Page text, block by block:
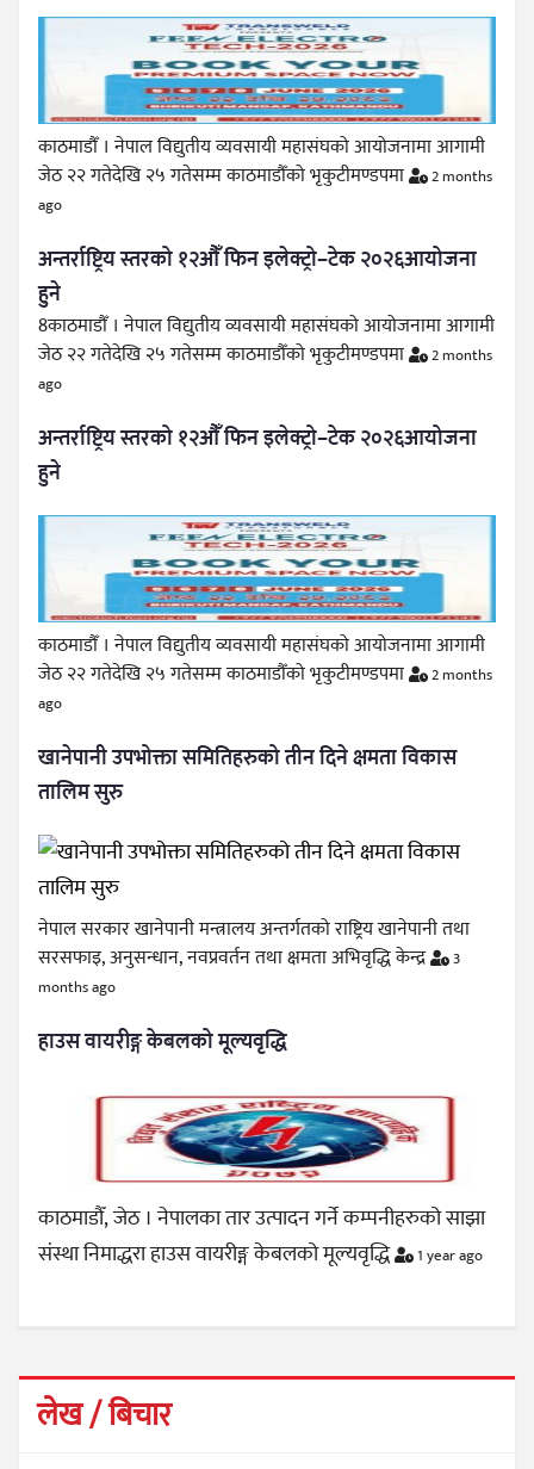
काठमाडौँ । नेपाल विद्युतीय व्यवसायी महासंघको आयोजनामा आगामी
जेठ २२ गतेदेखि २५ गतेसम्म काठमाडौँको भृकुटीमण्डपमा
2 months
ago
अन्तर्राष्ट्रिय स्तरको १२औँ फिन इलेक्ट्रो–टेक २०२६आयोजना
हुने
8काठमाडौँ । नेपाल विद्युतीय व्यवसायी महासंघको आयोजनामा आगामी
जेठ २२ गतेदेखि २५ गतेसम्म काठमाडौँको भृकुटीमण्डपमा
2 months
ago
अन्तर्राष्ट्रिय स्तरको १२औँ फिन इलेक्ट्रो–टेक २०२६आयोजना
हुने
काठमाडौँ । नेपाल विद्युतीय व्यवसायी महासंघको आयोजनामा आगामी
जेठ २२ गतेदेखि २५ गतेसम्म काठमाडौँको भृकुटीमण्डपमा
2 months
ago
खानेपानी उपभोक्ता समितिहरुको तीन दिने क्षमता विकास
तालिम सुरु
नेपाल सरकार खानेपानी मन्त्रालय अन्तर्गतको राष्ट्रिय खानेपानी तथा
सरसफाइ, अनुसन्धान, नवप्रवर्तन तथा क्षमता अभिवृद्धि केन्द्र
3
months ago
हाउस वायरीङ्ग केबलको मूल्यवृद्धि
काठमाडौँ, जेठ । नेपालका तार उत्पादन गर्ने कम्पनीहरुको साझा
संस्था निमाद्धरा हाउस वायरीङ्ग केबलको मूल्यवृद्धि
1 year ago
लेख / बिचार